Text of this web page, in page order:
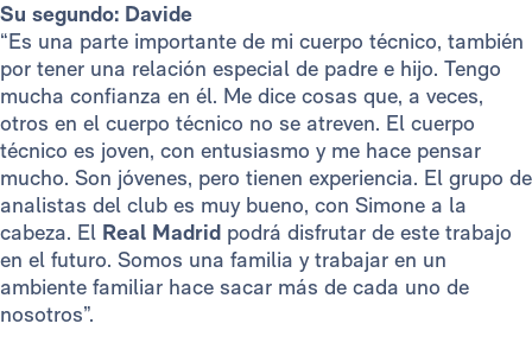
Su segundo: Davide
“Es una parte importante de mi cuerpo técnico, también
por tener una relación especial de padre e hijo. Tengo
mucha confianza en él. Me dice cosas que, a veces,
otros en el cuerpo técnico no se atreven. El cuerpo
técnico es joven, con entusiasmo y me hace pensar
mucho. Son jóvenes, pero tienen experiencia. El grupo de
analistas del club es muy bueno, con Simone a la
cabeza. El Real Madrid podrá disfrutar de este trabajo
en el futuro. Somos una familia y trabajar en un
ambiente familiar hace sacar más de cada uno de
nosotros”.